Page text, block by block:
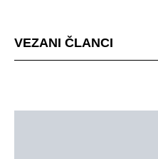
VEZANI ČLANCI